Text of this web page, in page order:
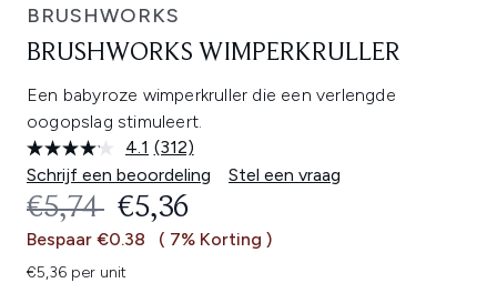
BRUSHWORKS
BRUSHWORKS WIMPERKRULLER
Een babyroze wimperkruller die een verlengde
oogopslag stimuleert.
4.1 Lees
312
beoordelingen.
Dezelfde
paginalink.
(312)
Schrijf een beoordeling
Stel een vraag
RECOMMENDED RETAIL PRICE:
€5,74 HUIDIGE PRIJS:
€5,36
Bespaar €0.38 ( 7% Korting )
€5,36 per unit